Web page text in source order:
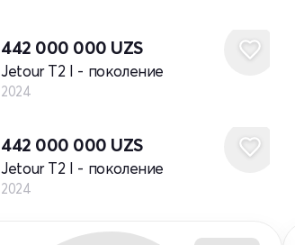
442 000 000 UZS
Jetour T2 I - поколение
2024
442 000 000 UZS
Jetour T2 I - поколение
2024